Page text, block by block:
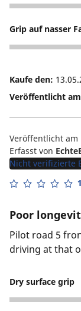
5
Grip auf nasser
5
Kaufe den:
Veröffentlicht am
Veröffentlicht am
Erfasst von
Nicht verifizierte
Poor
Pilot road 5
driving at that
Dry surface grip
4